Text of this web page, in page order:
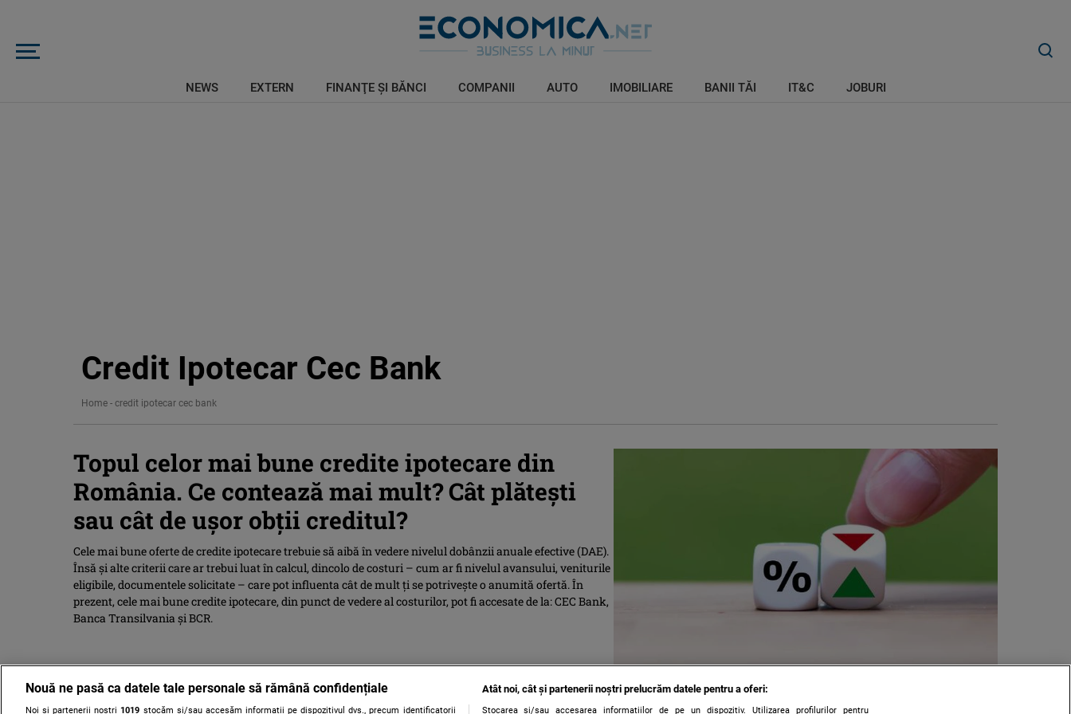
NEWS EXTERN FINANŢE ŞI BĂNCI COMPANII AUTO IMOBILIARE BANII TĂI IT&C JOBURI
Credit Ipotecar Cec Bank
Home - credit ipotecar cec bank
Topul celor mai bune credite ipotecare din
România. Ce contează mai mult? Cât plătești
sau cât de ușor obții creditul?
Cele mai bune oferte de credite ipotecare trebuie să aibă în vedere nivelul dobânzii anuale efective (DAE).
Însă și alte criterii care ar trebui luat în calcul, dincolo de costuri – cum ar fi nivelul avansului, veniturile
eligibile, documentele solicitate – care pot influenta cât de mult ți se potrivește o anumită ofertă. În
prezent, cele mai bune credite ipotecare, din punct de vedere al costurilor, pot fi accesate de la: CEC Bank,
Banca Transilvania și BCR.
Nouă ne pasă ca datele tale personale să rămână confidențiale
Noi și partenerii noștri1019 stocăm și/sau accesăm informații pe dispozitivul dvs., precum identificatorii
Atât noi, cât și partenerii noștri prelucrăm datele pentru a oferi:
Stocarea și/sau accesarea informațiilor de pe un dispozitiv. Utilizarea profilurilor pentru